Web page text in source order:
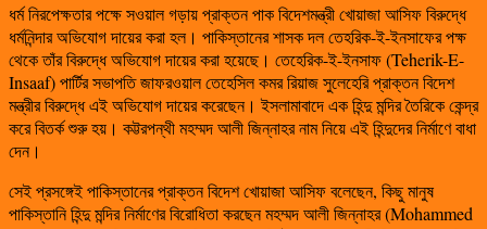
ধর্ম নিরপেক্ষতার পক্ষে সওয়াল গড়ায় প্রাক্তন পাক বিদেশমন্ত্রী খোয়াজা আসিফ বিরুদ্ধে
ধর্মনিন্দার অভিযোগ দায়ের করা হল। পাকিস্তানের শাসক দল তেহরিক-ই-ইনসাফের পক্ষ
থেকে তাঁর বিরুদ্ধে অভিযোগ দায়ের করা হয়েছে। তেহেরিক-ই-ইনসাফ (Teherik-E-
Insaaf) পার্টির সভাপতি জাফরওয়াল তেহেসিল কমর রিয়াজ সুলেহেরি প্রাক্তন বিদেশ
মন্ত্রীর বিরুদ্ধে এই অভিযোগ দায়ের করেছেন। ইসলামাবাদে এক হিন্দু মন্দির তৈরিকে কেন্দ্র
করে বিতর্ক শুরু হয়। কট্টরপন্থী মহম্মদ আলী জিন্নাহর নাম নিয়ে এই হিন্দুদের নির্মাণে বাধা
দেন।
সেই প্রসঙ্গেই পাকিস্তানের প্রাক্তন বিদেশ খোয়াজা আসিফ বলেছেন, কিছু মানুষ
পাকিস্তানি হিন্দু মন্দির নির্মাণের বিরোধিতা করছেন মহম্মদ আলী জিন্নাহর (Mohammed